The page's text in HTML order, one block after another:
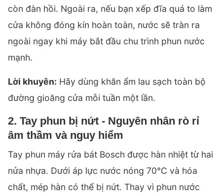
còn đàn hồi. Ngoài ra, nếu bạn xếp đĩa quá to làm
cửa không đóng kín hoàn toàn, nước sẽ tràn ra
ngoài ngay khi máy bắt đầu chu trình phun nước
mạnh.
Lời khuyên: Hãy dùng khăn ẩm lau sạch toàn bộ
đường gioăng cửa mỗi tuần một lần.
2. Tay phun bị nứt - Nguyên nhân rò rỉ
âm thầm và nguy hiểm
Tay phun máy rửa bát Bosch được hàn nhiệt từ hai
nửa nhựa. Dưới áp lực nước nóng 70°C và hóa
chất, mép hàn có thể bị nứt. Thay vì phun nước